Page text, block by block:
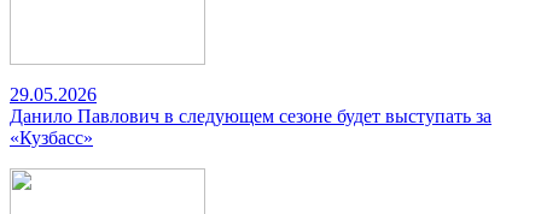
29.05.2026
Данило Павлович в следующем сезоне будет выступать за
«Кузбасс»